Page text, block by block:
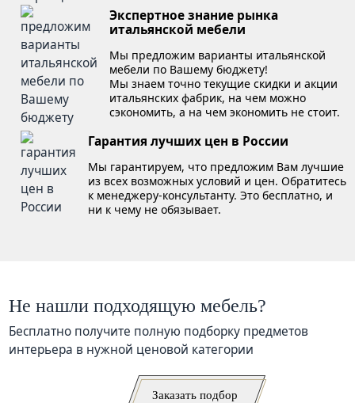
Экспертное знание рынка
итальянской мебели
Мы предложим варианты итальянской
мебели по Вашему бюджету!
Мы знаем точно текущие скидки и акции
итальянских фабрик, на чем можно
сэкономить, а на чем экономить не стоит.
Гарантия лучших цен в России
Мы гарантируем, что предложим Вам лучшие
из всех возможных условий и цен. Обратитесь
к менеджеру-консультанту. Это бесплатно, и
ни к чему не обязывает.
Не нашли подходящую мебель?
Бесплатно получите полную подборку предметов
интерьера в нужной ценовой категории
Заказать подбор